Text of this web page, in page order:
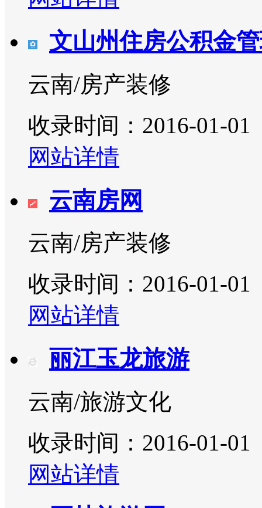
文山州住房公积金
云南/房产装修
收录时间：2016-01-01
网站详情
云南房网
云南/房产装修
收录时间：2016-01-01
网站详情
丽江玉龙旅游
云南/旅游文化
收录时间：2016-01-01
网站详情